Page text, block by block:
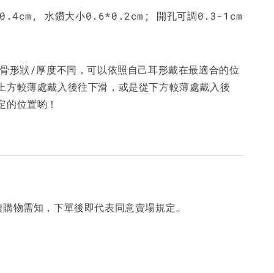
水鑽大小0.6*0.2cm; 開孔可調0.3-1cm
形狀/厚度不同，可以依照自己耳形戴在最適合的位
方較薄處戴入後往下滑，或是從下方較薄處戴入後
的位置喲！
物需知，下單後即代表同意賣場規定。